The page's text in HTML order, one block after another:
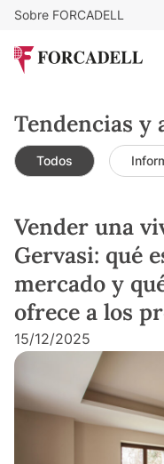
Sobre FORCADELL
Tendencias y
Todos
Vender una
Gervasi: qué
mercado y
ofrece a los
15/12/2025